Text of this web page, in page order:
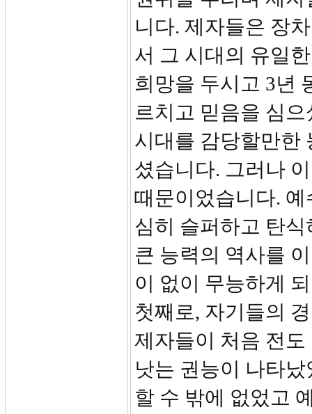
니다. 제자들은 장
서 그 시대의 유일
희망을 두시고 3년
르치고 믿음을 심
시대를 감당할만한
셨습니다. 그러나
때문이었습니다.
심히 슬퍼하고 탄
큰 능력의 역사를
이 없이 무능하게
첫째로, 자기들의
제자들이 처음 전
낫는 권능이 나타
할 수 밖에 없었고